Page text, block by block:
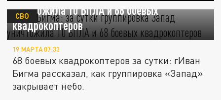
уничтожила 10 БПЛА и 68 боевых
квадрокоптеров
СВО
19 МАРТА 07:33
68 боевых квадрокоптеров за сутки: гИван
Бигма рассказал, как группировка «Запад»
закрывает небо.